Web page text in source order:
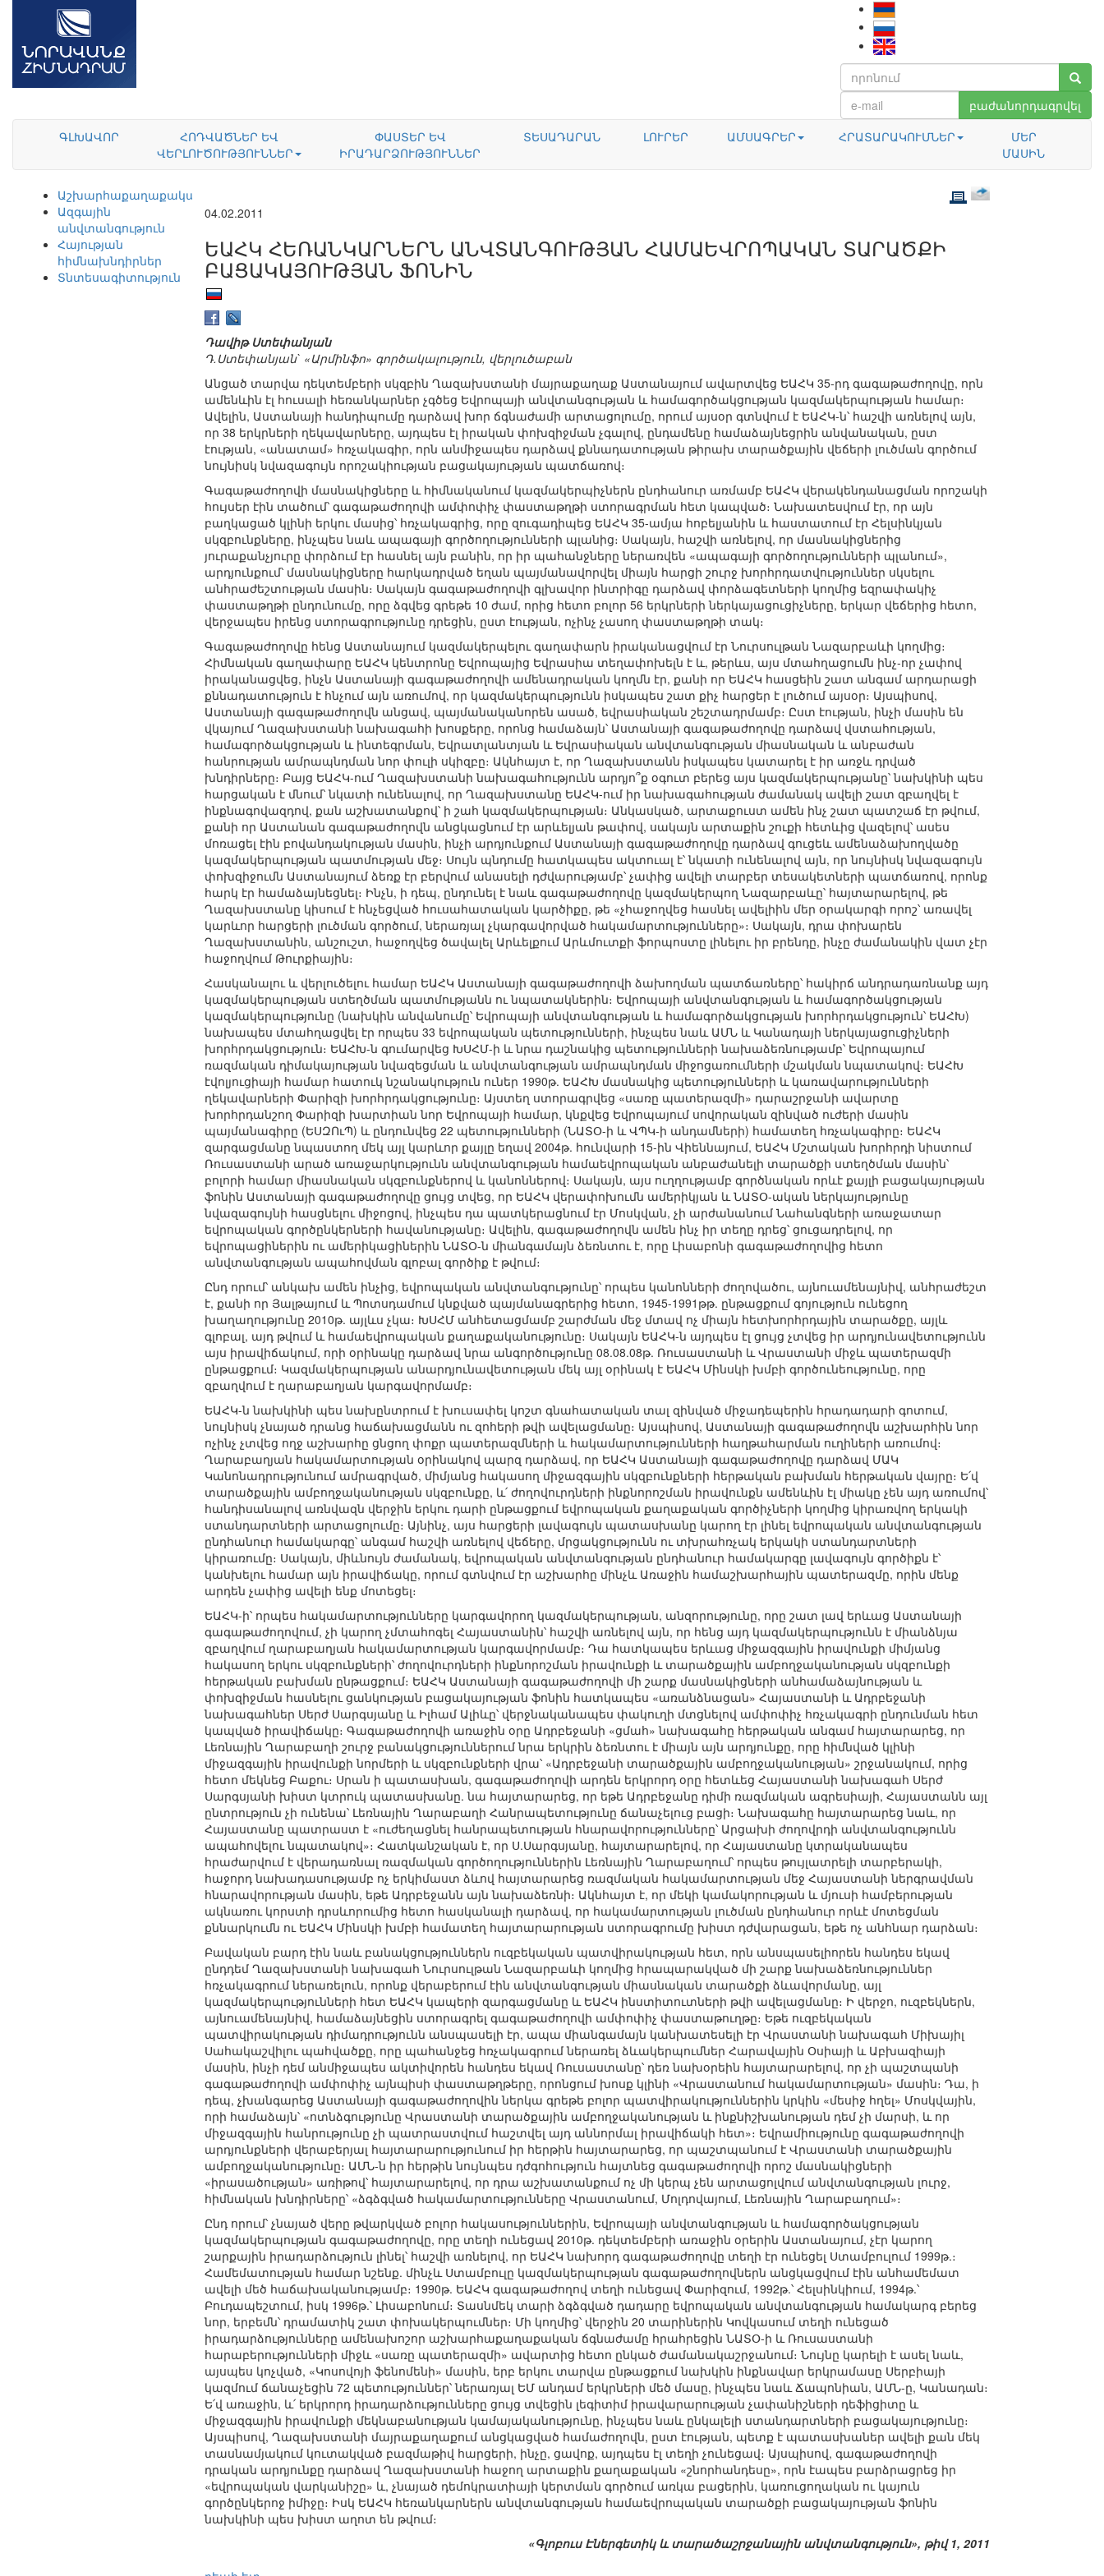
բաժանորդագրվել
ԳԼԽԱՎՈՐ
ՀՈԴՎԱԾՆԵՐ ԵՎ
ՎԵՐԼՈՒԾՈՒԹՅՈՒՆՆԵՐ
ՓԱՍՏԵՐ ԵՎ
ԻՐԱԴԱՐՁՈՒԹՅՈՒՆՆԵՐ
ՏԵՍԱԴԱՐԱՆ ԼՈՒՐԵՐ ԱՄՍԱԳՐԵՐ ՀՐԱՏԱՐԱԿՈՒՄՆԵՐ
ՄԵՐ
ՄԱՍԻՆ
Աշխարհաքաղաքականություն
Ազգային
անվտանգություն
Հայության
հիմնախնդիրներ
Տնտեսագիտություն
04.02.2011
ԵԱՀԿ ՀԵՌԱՆԿԱՐՆԵՐՆ ԱՆՎՏԱՆԳՈՒԹՅԱՆ ՀԱՄԱԵՎՐՈՊԱԿԱՆ ՏԱՐԱԾՔԻ
ԲԱՑԱԿԱՅՈՒԹՅԱՆ ՖՈՆԻՆ
Դավիթ Ստեփանյան
Դ.Ստեփանյան` «Արմինֆո» գործակալություն, վերլուծաբան
Անցած տարվա դեկտեմբերի սկզբին Ղազախստանի մայրաքաղաք Աստանայում ավարտվեց ԵԱՀԿ 35-րդ գագաթաժողովը, որն
ամենևին էլ հուսալի հեռանկարներ չգծեց Եվրոպայի անվտանգության և համագործակցության կազմակերպության համար։
Ավելին, Աստանայի հանդիպումը դարձավ խոր ճգնաժամի արտացոլումը, որում այսօր գտնվում է ԵԱՀԿ-ն՝ հաշվի առնելով այն,
որ 38 երկրների ղեկավարները, այդպես էլ իրական փոխզիջման չգալով, ընդամենը համաձայնեցրին անվանական, ըստ
էության, «անատամ» հռչակագիր, որն անմիջապես դարձավ քննադատության թիրախ տարածքային վեճերի լուծման գործում
նույնիսկ նվազագույն որոշակիության բացակայության պատճառով։
Գագաթաժողովի մասնակիցները և հիմնականում կազմակերպիչներն ընդհանուր առմամբ ԵԱՀԿ վերակենդանացման որոշակի
հույսեր էին տածում՝ գագաթաժողովի ամփոփիչ փաստաթղթի ստորագրման հետ կապված։ Նախատեսվում էր, որ այն
բաղկացած կլինի երկու մասից՝ հռչակագրից, որը զուգադիպեց ԵԱՀԿ 35-ամյա հոբելյանին և հաստատում էր Հելսինկյան
սկզբունքները, ինչպես նաև ապագայի գործողությունների պլանից։ Սակայն, հաշվի առնելով, որ մասնակիցներից
յուրաքանչյուրը փորձում էր հասնել այն բանին, որ իր պահանջները ներառվեն «ապագայի գործողությունների պլանում»,
արդյունքում՝ մասնակիցները հարկադրված եղան պայմանավորվել միայն հարցի շուրջ խորհրդատվություններ սկսելու
անհրաժեշտության մասին։ Սակայն գագաթաժողովի գլխավոր ինտրիգը դարձավ փորձագետների կողմից եզրափակիչ
փաստաթղթի ընդունումը, որը ձգվեց գրեթե 10 ժամ, որից հետո բոլոր 56 երկրների ներկայացուցիչները, երկար վեճերից հետո,
վերջապես իրենց ստորագրությունը դրեցին, ըստ էության, ոչինչ չասող փաստաթղթի տակ։
Գագաթաժողովը հենց Աստանայում կազմակերպելու գաղափարն իրականացվում էր Նուրսուլթան Նազարբաևի կողմից։
Հիմնական գաղափարը ԵԱՀԿ կենտրոնը Եվրոպայից Եվրասիա տեղափոխելն է և, թերևս, այս մտահղացումն ինչ-որ չափով
իրականացվեց, ինչն Աստանայի գագաթաժողովի ամենադրական կողմն էր, քանի որ ԵԱՀԿ հասցեին շատ անգամ արդարացի
քննադատություն է հնչում այն առումով, որ կազմակերպությունն իսկապես շատ քիչ հարցեր է լուծում այսօր։ Այսպիսով,
Աստանայի գագաթաժողովն անցավ, պայմանականորեն ասած, եվրասիական շեշտադրմամբ։ Ըստ էության, ինչի մասին են
վկայում Ղազախստանի նախագահի խոսքերը, որոնց համաձայն՝ Աստանայի գագաթաժողովը դարձավ վստահության,
համագործակցության և ինտեգրման, Եվրատլանտյան և Եվրասիական անվտանգության միասնական և անբաժան
հանրության ամրապնդման նոր փուլի սկիզբը։ Ակնհայտ է, որ Ղազախստանն իսկապես կատարել է իր առջև դրված
խնդիրները։ Բայց ԵԱՀԿ-ում Ղազախստանի նախագահությունն արդյո՞ք օգուտ բերեց այս կազմակերպությանը՝ նախկինի պես
հարցական է մնում՝ նկատի ունենալով, որ Ղազախստանը ԵԱՀԿ-ում իր նախագահության ժամանակ ավելի շատ զբաղվել է
ինքնագովազդով, քան աշխատանքով՝ ի շահ կազմակերպության։ Անկասկած, արտաքուստ ամեն ինչ շատ պատշաճ էր թվում,
քանի որ Աստանան գագաթաժողովն անցկացնում էր արևելյան թափով, սակայն արտաքին շուքի հետևից վազելով՝ ասես
մոռացել էին բովանդակության մասին, ինչի արդյունքում Աստանայի գագաթաժողովը դարձավ գուցեև ամենաձախողվածը
կազմակերպության պատմության մեջ։ Սույն պնդումը հատկապես ակտուալ է՝ նկատի ունենալով այն, որ նույնիսկ նվազագույն
փոխզիջումն Աստանայում ձեռք էր բերվում անասելի դժվարությամբ՝ չափից ավելի տարբեր տեսակետների պատճառով, որոնք
հարկ էր համաձայնեցնել։ Ինչն, ի դեպ, ընդունել է նաև գագաթաժողովը կազմակերպող Նազարբաևը՝ հայտարարելով, թե
Ղազախստանը կիսում է հնչեցված հուսահատական կարծիքը, թե «չհաջողվեց հասնել ավելիին մեր օրակարգի որոշ՝ առավել
կարևոր հարցերի լուծման գործում, ներառյալ չկարգավորված հակամարտությունները»։ Սակայն, դրա փոխարեն
Ղազախստանին, անշուշտ, հաջողվեց ծավալել Արևելքում Արևմուտքի ֆորպոստը լինելու իր բրենդը, ինչը ժամանակին վատ չէր
հաջողվում Թուրքիային։
Հասկանալու և վերլուծելու համար ԵԱՀԿ Աստանայի գագաթաժողովի ձախողման պատճառները՝ հակիրճ անդրադառնանք այդ
կազմակերպության ստեղծման պատմությանն ու նպատակներին։ Եվրոպայի անվտանգության և համագործակցության
կազմակերպությունը (նախկին անվանումը՝ Եվրոպայի անվտանգության և համագործակցության խորհրդակցություն՝ ԵԱՀԽ)
նախապես մտահղացվել էր որպես 33 եվրոպական պետությունների, ինչպես նաև ԱՄՆ և Կանադայի ներկայացուցիչների
խորհրդակցություն։ ԵԱՀԽ-ն գումարվեց ԽՍՀՄ-ի և նրա դաշնակից պետությունների նախաձեռնությամբ՝ Եվրոպայում
ռազմական դիմակայության նվազեցման և անվտանգության ամրապնդման միջոցառումների մշակման նպատակով։ ԵԱՀԽ
էվոլյուցիայի համար հատուկ նշանակություն ուներ 1990թ. ԵԱՀԽ մասնակից պետությունների և կառավարությունների
ղեկավարների Փարիզի խորհրդակցությունը։ Այստեղ ստորագրվեց «սառը պատերազմի» դարաշրջանի ավարտը
խորհրդանշող Փարիզի խարտիան նոր Եվրոպայի համար, կնքվեց Եվրոպայում սովորական զինված ուժերի մասին
պայմանագիրը (ԵՍԶՈւՊ) և ընդունվեց 22 պետությունների (ՆԱՏՕ-ի և ՎՊԿ-ի անդամների) համատեղ հռչակագիրը։ ԵԱՀԿ
զարգացմանը նպաստող մեկ այլ կարևոր քայլը եղավ 2004թ. հունվարի 15-ին Վիեննայում, ԵԱՀԿ Մշտական խորհրդի նիստում
Ռուսաստանի արած առաջարկությունն անվտանգության համաեվրոպական անբաժանելի տարածքի ստեղծման մասին՝
բոլորի համար միասնական սկզբունքներով և կանոններով։ Սակայն, այս ուղղությամբ գործնական որևէ քայլի բացակայության
ֆոնին Աստանայի գագաթաժողովը ցույց տվեց, որ ԵԱՀԿ վերափոխումն ամերիկյան և ՆԱՏՕ-ական ներկայությունը
նվազագույնի հասցնելու միջոցով, ինչպես դա պատկերացնում էր Մոսկվան, չի արժանանում Նահանգների առաջատար
եվրոպական գործընկերների հավանությանը։ Ավելին, գագաթաժողովն ամեն ինչ իր տեղը դրեց՝ ցուցադրելով, որ
եվրոպացիներին ու ամերիկացիներին ՆԱՏՕ-ն միանգամայն ձեռնտու է, որը Լիսաբոնի գագաթաժողովից հետո
անվտանգության ապահովման գլոբալ գործիք է թվում։
Ընդ որում՝ անկախ ամեն ինչից, եվրոպական անվտանգությունը՝ որպես կանոնների ժողովածու, այնուամենայնիվ, անհրաժեշտ
է, քանի որ Յալթայում և Պոտսդամում կնքված պայմանագրերից հետո, 1945-1991թթ. ընթացքում գոյություն ունեցող
խաղաղությունը 2010թ. այլևս չկա։ ԽՍՀՄ անհետացմամբ շարժման մեջ մտավ ոչ միայն հետխորհրդային տարածքը, այլև
գլոբալ, այդ թվում և համաեվրոպական քաղաքականությունը։ Սակայն ԵԱՀԿ-ն այդպես էլ ցույց չտվեց իր արդյունավետությունն
այս իրավիճակում, որի օրինակը դարձավ նրա անգործությունը 08.08.08թ. Ռուսաստանի և Վրաստանի միջև պատերազմի
ընթացքում։ Կազմակերպության անարդյունավետության մեկ այլ օրինակ է ԵԱՀԿ Մինսկի խմբի գործունեությունը, որը
զբաղվում է ղարաբաղյան կարգավորմամբ։
ԵԱՀԿ-ն նախկինի պես նախընտրում է խուսափել կոշտ գնահատական տալ զինված միջադեպերին հրադադարի գոտում,
նույնիսկ չնայած դրանց հաճախացմանն ու զոհերի թվի ավելացմանը։ Այսպիսով, Աստանայի գագաթաժողովն աշխարհին նոր
ոչինչ չտվեց ողջ աշխարհը ցնցող փոքր պատերազմների և հակամարտությունների հաղթահարման ուղիների առումով։
Ղարաբաղյան հակամարտության օրինակով պարզ դարձավ, որ ԵԱՀԿ Աստանայի գագաթաժողովը դարձավ ՄԱԿ
Կանոնադրությունում ամրագրված, միմյանց հակասող միջազգային սկզբունքների հերթական բախման հերթական վայրը։ Ե՛վ
տարածքային ամբողջականության սկզբունքը, և՛ ժողովուրդների ինքնորոշման իրավունքն ամենևին էլ միակը չեն այդ առումով՝
հանդիսանալով առնվազն վերջին երկու դարի ընթացքում եվրոպական քաղաքական գործիչների կողմից կիրառվող երկակի
ստանդարտների արտացոլումը։ Այնինչ, այս հարցերի լավագույն պատասխանը կարող էր լինել եվրոպական անվտանգության
ընդհանուր համակարգը՝ անգամ հաշվի առնելով վեճերը, մրցակցությունն ու տխրահռչակ երկակի ստանդարտների
կիրառումը։ Սակայն, միևնույն ժամանակ, եվրոպական անվտանգության ընդհանուր համակարգը լավագույն գործիքն է՝
կանխելու համար այն իրավիճակը, որում գտնվում էր աշխարհը մինչև Առաջին համաշխարհային պատերազմը, որին մենք
արդեն չափից ավելի ենք մոտեցել։
ԵԱՀԿ-ի՝ որպես հակամարտությունները կարգավորող կազմակերպության, անզորությունը, որը շատ լավ երևաց Աստանայի
գագաթաժողովում, չի կարող չմտահոգել Հայաստանին՝ հաշվի առնելով այն, որ հենց այդ կազմակերպությունն է միանձնյա
զբաղվում ղարաբաղյան հակամարտության կարգավորմամբ։ Դա հատկապես երևաց միջազգային իրավունքի միմյանց
հակասող երկու սկզբունքների՝ ժողովուրդների ինքնորոշման իրավունքի և տարածքային ամբողջականության սկզբունքի
հերթական բախման ընթացքում։ ԵԱՀԿ Աստանայի գագաթաժողովի մի շարք մասնակիցների անհամաձայնության և
փոխզիջման հասնելու ցանկության բացակայության ֆոնին հատկապես «առանձնացան» Հայաստանի և Ադրբեջանի
նախագահներ Սերժ Սարգսյանը և Իլհամ Ալիևը՝ վերջնականապես փակուղի մտցնելով ամփոփիչ հռչակագրի ընդունման հետ
կապված իրավիճակը։ Գագաթաժողովի առաջին օրը Ադրբեջանի «ցմահ» նախագահը հերթական անգամ հայտարարեց, որ
Լեռնային Ղարաբաղի շուրջ բանակցություններում նրա երկրին ձեռնտու է միայն այն արդյունքը, որը հիմնված կլինի
միջազգային իրավունքի նորմերի և սկզբունքների վրա՝ «Ադրբեջանի տարածքային ամբողջականության» շրջանակում, որից
հետո մեկնեց Բաքու։ Սրան ի պատասխան, գագաթաժողովի արդեն երկրորդ օրը հետևեց Հայաստանի նախագահ Սերժ
Սարգսյանի խիստ կտրուկ պատասխանը. նա հայտարարեց, որ եթե Ադրբեջանը դիմի ռազմական ագրեսիայի, Հայաստանն այլ
ընտրություն չի ունենա՝ Լեռնային Ղարաբաղի Հանրապետությունը ճանաչելուց բացի։ Նախագահը հայտարարեց նաև, որ
Հայաստանը պատրաստ է «ուժեղացնել հանրապետության հնարավորությունները՝ Արցախի ժողովրդի անվտանգությունն
ապահովելու նպատակով»։ Հատկանշական է, որ Ս.Սարգսյանը, հայտարարելով, որ Հայաստանը կտրականապես
հրաժարվում է վերադառնալ ռազմական գործողություններին Լեռնային Ղարաբաղում՝ որպես թույլատրելի տարբերակի,
հաջորդ նախադասությամբ ոչ երկիմաստ ձևով հայտարարեց ռազմական հակամարտության մեջ Հայաստանի ներգրավման
հնարավորության մասին, եթե Ադրբեջանն այն նախաձեռնի։ Ակնհայտ է, որ մեկի կամակորության և մյուսի համբերության
ակնառու կորստի դրսևորումից հետո հասկանալի դարձավ, որ հակամարտության լուծման ընդհանուր որևէ մոտեցման
քննարկումն ու ԵԱՀԿ Մինսկի խմբի համատեղ հայտարարության ստորագրումը խիստ դժվարացան, եթե ոչ անհնար դարձան։
Բավական բարդ էին նաև բանակցություններն ուզբեկական պատվիրակության հետ, որն անսպասելիորեն հանդես եկավ
ընդդեմ Ղազախստանի նախագահ Նուրսուլթան Նազարբաևի կողմից հրապարակված մի շարք նախաձեռնություններ
հռչակագրում ներառելուն, որոնք վերաբերում էին անվտանգության միասնական տարածքի ձևավորմանը, այլ
կազմակերպությունների հետ ԵԱՀԿ կապերի զարգացմանը և ԵԱՀԿ ինստիտուտների թվի ավելացմանը։ Ի վերջո, ուզբեկներն,
այնուամենայնիվ, համաձայնեցին ստորագրել գագաթաժողովի ամփոփիչ փաստաթուղթը։ Եթե ուզբեկական
պատվիրակության դիմադրությունն անսպասելի էր, ապա միանգամայն կանխատեսելի էր Վրաստանի նախագահ Միխայիլ
Սահակաշվիլու պահվածքը, որը պահանջեց հռչակագրում ներառել ձևակերպումներ Հարավային Օսիայի և Աբխազիայի
մասին, ինչի դեմ անմիջապես ակտիվորեն հանդես եկավ Ռուսաստանը՝ դեռ նախօրեին հայտարարելով, որ չի պաշտպանի
գագաթաժողովի ամփոփիչ այնպիսի փաստաթղթերը, որոնցում խոսք կլինի «Վրաստանում հակամարտության» մասին։ Դա, ի
դեպ, չխանգարեց Աստանայի գագաթաժողովին ներկա գրեթե բոլոր պատվիրակություններին կրկին «մեսիջ հղել» Մոսկվային,
որի համաձայն՝ «ոտնձգությունը Վրաստանի տարածքային ամբողջականության և ինքնիշխանության դեմ չի մարսի, և որ
միջազգային հանրությունը չի պատրաստվում հաշտվել այդ աննորմալ իրավիճակի հետ»։ Եվրամիությունը գագաթաժողովի
արդյունքների վերաբերյալ հայտարարությունում իր հերթին հայտարարեց, որ պաշտպանում է Վրաստանի տարածքային
ամբողջականությունը։ ԱՄՆ-ն իր հերթին նույնպես դժգոհություն հայտնեց գագաթաժողովի որոշ մասնակիցների
«իրասածության» առիթով՝ հայտարարելով, որ դրա աշխատանքում ոչ մի կերպ չեն արտացոլվում անվտանգության լուրջ,
հիմնական խնդիրները՝ «ձգձգված հակամարտությունները Վրաստանում, Մոլդովայում, Լեռնային Ղարաբաղում»։
Ընդ որում՝ չնայած վերը թվարկված բոլոր հակասություններին, Եվրոպայի անվտանգության և համագործակցության
կազմակերպության գագաթաժողովը, որը տեղի ունեցավ 2010թ. դեկտեմբերի առաջին օրերին Աստանայում, չէր կարող
շարքային իրադարձություն լինել՝ հաշվի առնելով, որ ԵԱՀԿ նախորդ գագաթաժողովը տեղի էր ունեցել Ստամբուլում 1999թ.։
Համեմատության համար նշենք. մինչև Ստամբուլը կազմակերպության գագաթաժողովներն անցկացվում էին անհամեմատ
ավելի մեծ հաճախականությամբ։ 1990թ. ԵԱՀԿ գագաթաժողով տեղի ունեցավ Փարիզում, 1992թ.՝ Հելսինկիում, 1994թ.՝
Բուդապեշտում, իսկ 1996թ.՝ Լիսաբոնում։ Տասնմեկ տարի ձգձգված դադարը եվրոպական անվտանգության համակարգ բերեց
նոր, երբեմն՝ դրամատիկ շատ փոխակերպումներ։ Մի կողմից՝ վերջին 20 տարիներին Կովկասում տեղի ունեցած
իրադարձությունները ամենախոշոր աշխարհաքաղաքական ճգնաժամը հրահրեցին ՆԱՏՕ-ի և Ռուսաստանի
հարաբերությունների միջև «սառը պատերազմի» ավարտից հետո ընկած ժամանակաշրջանում։ Նույնը կարելի է ասել նաև,
այսպես կոչված, «Կոսովոյի ֆենոմենի» մասին, երբ երկու տարվա ընթացքում նախկին ինքնավար երկրամասը Սերբիայի
կազմում ճանաչեցին 72 պետություններ՝ ներառյալ ԵՄ անդամ երկրների մեծ մասը, ինչպես նաև Ճապոնիան, ԱՄՆ-ը, Կանադան։
Ե՛վ առաջին, և՛ երկրորդ իրադարձությունները ցույց տվեցին լեգիտիմ իրավարարության չափանիշների դեֆիցիտը և
միջազգային իրավունքի մեկնաբանության կամայականությունը, ինչպես նաև ընկալելի ստանդարտների բացակայությունը։
Այսպիսով, Ղազախստանի մայրաքաղաքում անցկացված համաժողովն, ըստ էության, պետք է պատասխաներ ավելի քան մեկ
տասնամյակում կուտակված բազմաթիվ հարցերի, ինչը, ցավոք, այդպես էլ տեղի չունեցավ։ Այսպիսով, գագաթաժողովի
դրական արդյունքը դարձավ Ղազախստանի հաջող արտաքին քաղաքական «շնորհանդեսը», որն էապես բարձրացրեց իր
«եվրոպական վարկանիշը» և, չնայած դեմոկրատիայի կերտման գործում առկա բացերին, կառուցողական ու կայուն
գործընկերոջ իմիջը։ Իսկ ԵԱՀԿ հեռանկարներն անվտանգության համաեվրոպական տարածքի բացակայության ֆոնին
նախկինի պես խիստ աղոտ են թվում։
«Գլոբուս Էներգետիկ և տարածաշրջանային անվտանգություն», թիվ 1, 2011